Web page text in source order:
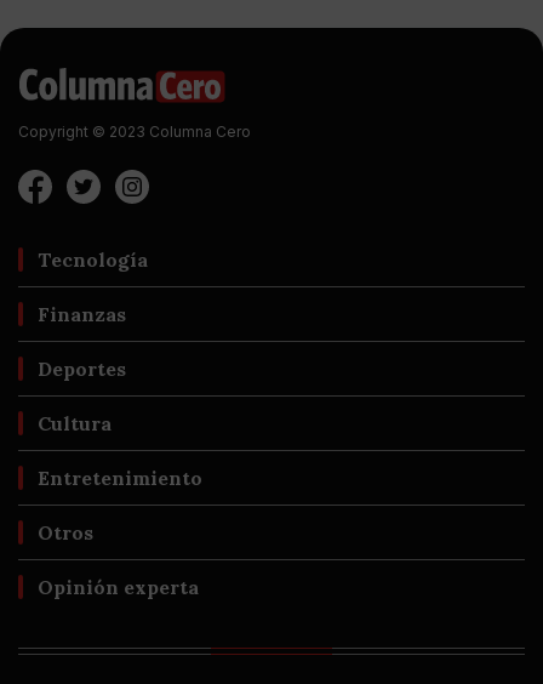
Copyright © 2023 Columna Cero
Tecnología
Finanzas
Deportes
Cultura
Entretenimiento
Otros
Opinión experta